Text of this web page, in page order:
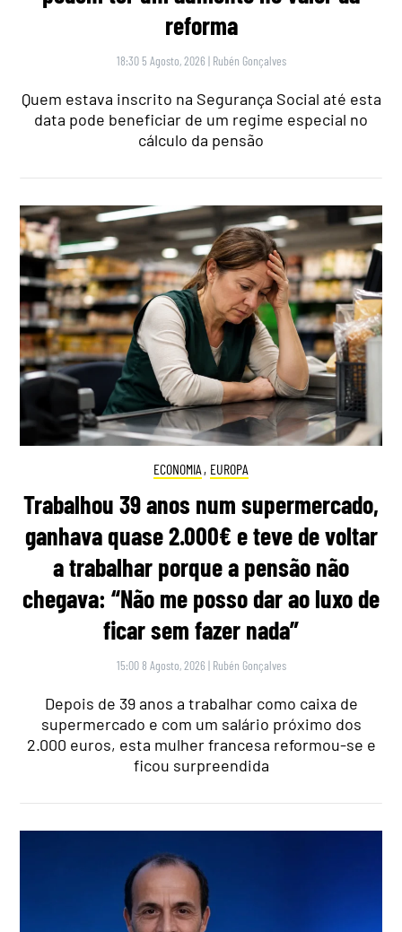
reforma
18:30 5 Agosto, 2026 | Rubén Gonçalves
Quem estava inscrito na Segurança Social até esta
data pode beneficiar de um regime especial no
cálculo da pensão
ECONOMIA , EUROPA
Trabalhou 39 anos num supermercado,
ganhava quase 2.000€ e teve de voltar
a trabalhar porque a pensão não
chegava: “Não me posso dar ao luxo de
ficar sem fazer nada”
15:00 8 Agosto, 2026 | Rubén Gonçalves
Depois de 39 anos a trabalhar como caixa de
supermercado e com um salário próximo dos
2.000 euros, esta mulher francesa reformou-se e
ficou surpreendida